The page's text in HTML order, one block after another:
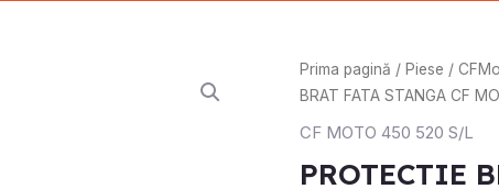
Prima pagină / Piese /
BRAT FATA STANGA CF
CF MOTO 450 520 S/L
PROTECTIE
Cantitate
PROTECTIE
STANGA